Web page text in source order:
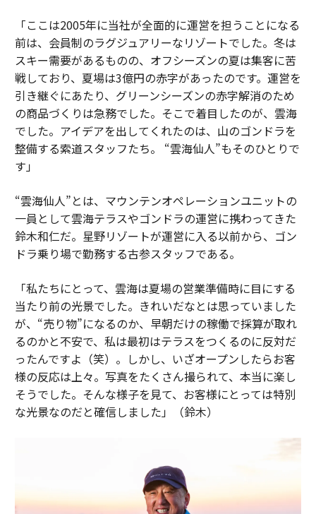
「ここは2005年に当社が全面的に運営を担うことになる
前は、会員制のラグジュアリーなリゾートでした。冬は
スキー需要があるものの、オフシーズンの夏は集客に苦
戦しており、夏場は3億円の赤字があったのです。運営を
引き継ぐにあたり、グリーンシーズンの赤字解消のため
の商品づくりは急務でした。そこで着目したのが、雲海
でした。アイデアを出してくれたのは、山のゴンドラを
整備する索道スタッフたち。 “雲海仙人”もそのひとりで
す」
“雲海仙人”とは、マウンテンオペレーションユニットの
一員として雲海テラスやゴンドラの運営に携わってきた
鈴木和仁だ。星野リゾートが運営に入る以前から、ゴン
ドラ乗り場で勤務する古参スタッフである。
「私たちにとって、雲海は夏場の営業準備時に目にする
当たり前の光景でした。きれいだなとは思っていました
が、“売り物”になるのか、早朝だけの稼働で採算が取れ
るのかと不安で、私は最初はテラスをつくるのに反対だ
ったんですよ（笑）。しかし、いざオープンしたらお客
様の反応は上々。写真をたくさん撮られて、本当に楽し
そうでした。そんな様子を見て、お客様にとっては特別
な光景なのだと確信しました」（鈴木）